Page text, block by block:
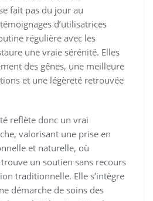
fait pas du jour au
d’utilisatrices
régulière avec les
une vraie sérénité. Elles
des gênes, une meilleure
et une légèreté retrouvée
reflète donc un vrai
valorisant une prise en
et naturelle, où
un soutien sans recours
traditionnelle. Elle s’intègre
démarche de soins des